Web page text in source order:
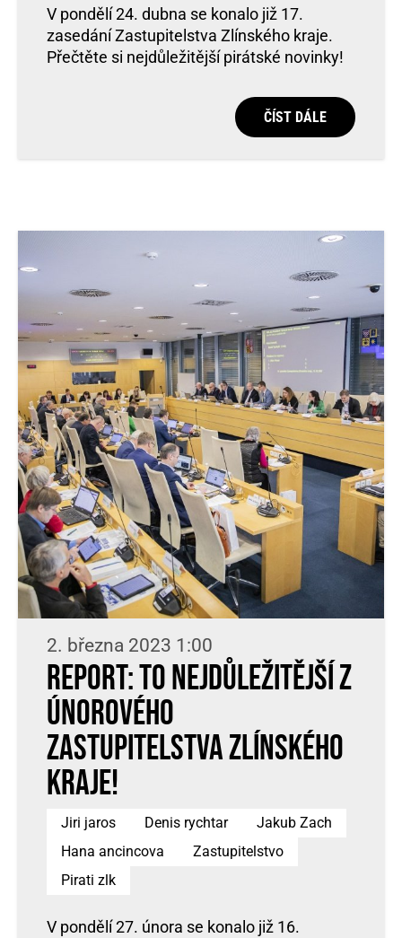
V pondělí 24. dubna se konalo již 17.
zasedání Zastupitelstva Zlínského kraje.
Přečtěte si nejdůležitější pirátské novinky!
ČÍST DÁLE
2. března 2023 1:00
Report: To nejdůležitější z
únorového
zastupitelstva Zlínského
kraje!
Jiri jaros Denis rychtar
Jakub Zach
Hana ancincova
Zastupitelstvo
Pirati zlk
V pondělí 27. února se konalo již 16.